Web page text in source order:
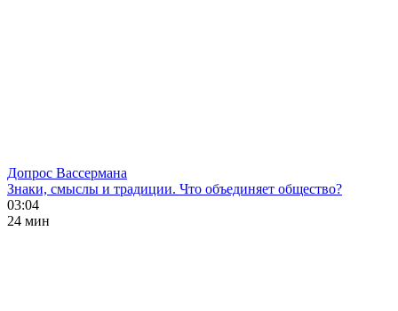
Допрос Вассермана
Знаки, смыслы и традиции. Что объединяет общество?
03:04
24 мин